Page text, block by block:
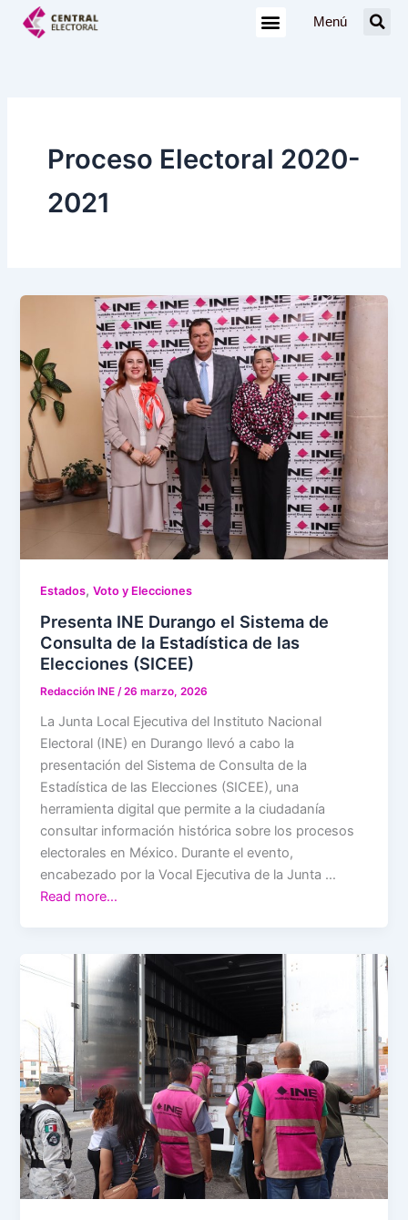
Menú
Proceso Electoral 2020-
2021
Estados,Voto y Elecciones
Presenta INE Durango el Sistema de
Consulta de la Estadística de las
Elecciones (SICEE)
Redacción INE/26 marzo, 2026
La Junta Local Ejecutiva del Instituto Nacional
Electoral (INE) en Durango llevó a cabo la
presentación del Sistema de Consulta de la
Estadística de las Elecciones (SICEE), una
herramienta digital que permite a la ciudadanía
consultar información histórica sobre los procesos
electorales en México. Durante el evento,
encabezado por la Vocal Ejecutiva de la Junta …
Read more…